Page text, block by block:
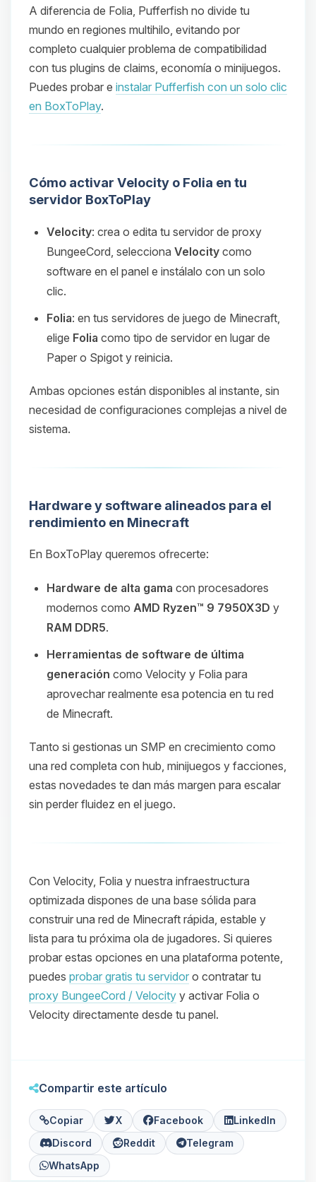
A diferencia de Folia, Pufferfish no divide tu
mundo en regiones multihilo, evitando por
completo cualquier problema de compatibilidad
con tus plugins de claims, economía o minijuegos.
Puedes probar e instalar Pufferfish con un solo clic
en BoxToPlay.
Cómo activar Velocity o Folia en tu
servidor BoxToPlay
Velocity: crea o edita tu servidor de proxy
BungeeCord, selecciona Velocity como
software en el panel e instálalo con un solo
clic.
Folia: en tus servidores de juego de Minecraft,
elige Folia como tipo de servidor en lugar de
Paper o Spigot y reinicia.
Ambas opciones están disponibles al instante, sin
necesidad de configuraciones complejas a nivel de
sistema.
Hardware y software alineados para el
rendimiento en Minecraft
En BoxToPlay queremos ofrecerte:
Hardware de alta gama con procesadores
modernos como AMD Ryzen™ 9 7950X3D y
RAM DDR5.
Herramientas de software de última
generación como Velocity y Folia para
aprovechar realmente esa potencia en tu red
de Minecraft.
Tanto si gestionas un SMP en crecimiento como
una red completa con hub, minijuegos y facciones,
estas novedades te dan más margen para escalar
sin perder fluidez en el juego.
Con Velocity, Folia y nuestra infraestructura
optimizada dispones de una base sólida para
construir una red de Minecraft rápida, estable y
lista para tu próxima ola de jugadores. Si quieres
probar estas opciones en una plataforma potente,
puedes probar gratis tu servidor o contratar tu
proxy BungeeCord / Velocity y activar Folia o
Velocity directamente desde tu panel.
Compartir este artículo
Copiar X Facebook
LinkedIn
Discord
Reddit
Telegram
WhatsApp